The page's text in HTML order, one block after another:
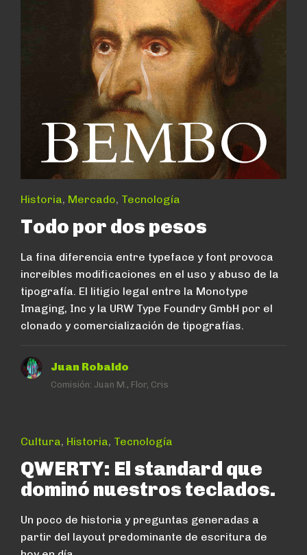
Historia, Mercado, Tecnología
Todo por dos pesos
La fina diferencia entre typeface y font provoca
increíbles modificaciones en el uso y abuso de la
tipografía. El litigio legal entre la Monotype
Imaging, Inc y la URW Type Foundry GmbH por el
clonado y comercialización de tipografías.
Juan Robaldo
Comisión: Juan M., Flor, Cris
Cultura, Historia, Tecnología
QWERTY: El standard que
dominó nuestros teclados.
Un poco de historia y preguntas generadas a
partir del layout predominante de escritura de